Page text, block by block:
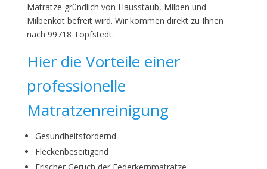
Matratze gründlich von Hausstaub, Milben und
Milbenkot befreit wird. Wir kommen direkt zu Ihnen
nach 99718 Topfstedt.
Hier die Vorteile einer
professionelle
Matratzenreinigung
Gesundheitsfördernd
Fleckenbeseitigend